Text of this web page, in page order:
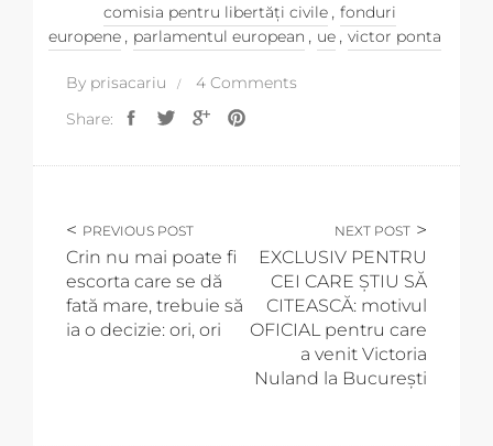
comisia pentru libertăți civile , fonduri
europene , parlamentul european , ue , victor ponta
By prisacariu
4 Comments
Share:
PREVIOUS POST
Crin nu mai poate fi
escorta care se dă
fată mare, trebuie să
ia o decizie: ori, ori
NEXT POST
EXCLUSIV PENTRU
CEI CARE ȘTIU SĂ
CITEASCĂ: motivul
OFICIAL pentru care
a venit Victoria
Nuland la București